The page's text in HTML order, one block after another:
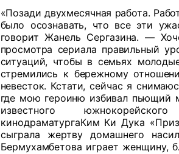
«Позади двухмесячная работа.
было осознавать, что все эти
говорит Жанель Сергазина. —
просмотра сериала правильный
ситуаций, чтобы в семьях
стремились к бережному
невесток. Кстати, сейчас я
где мою героиню избивал пьющий
известного
кинодраматургаКим Ки Дука
сыграла жертву домашнего
Бермухамбетова играет женщину,